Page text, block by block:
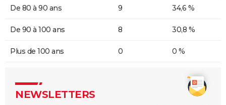
De 80 à 90 ans 9 34,6 %
De 90 à 100 ans 8 30,8 %
Plus de 100 ans 0 0 %
NEWSLETTERS